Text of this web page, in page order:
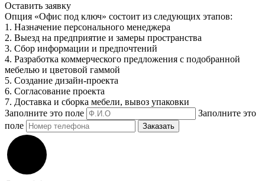
Оставить заявку
Опция «Офис под ключ» состоит из следующих этапов:
1. Назначение персонального менеджера
2. Выезд на предприятие и замеры пространства
3. Сбор информации и предпочтений
4. Разработка коммерческого предложения с подобранной
мебелью и цветовой гаммой
5. Создание дизайн-проекта
6. Согласование проекта
7. Доставка и сборка мебели, вывоз упаковки
Заполните это поле
Заполните это
поле
Заказать